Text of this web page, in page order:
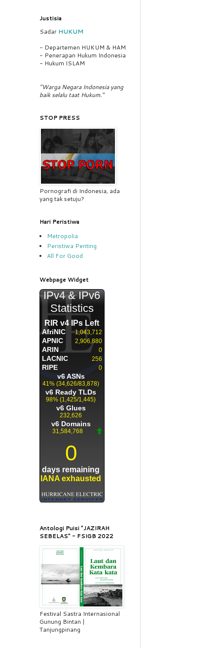
Justisia
Sadar HUKUM
- Departemen HUKUM & HAM
- Penerapan Hukum Indonesia
- Hukum ISLAM
"Warga Negara Indonesia yang
baik selalu taat Hukum."
STOP PRESS
Pornografi di Indonesia, ada
yang tak setuju?
Hari Peristiwa
Metropolia
Peristiwa Penting
All For Good
Webpage Widget
Antologi Puisi "JAZIRAH
SEBELAS" - FSIGB 2022
Festival Sastra Internasional
Gunung Bintan |
Tanjungpinang